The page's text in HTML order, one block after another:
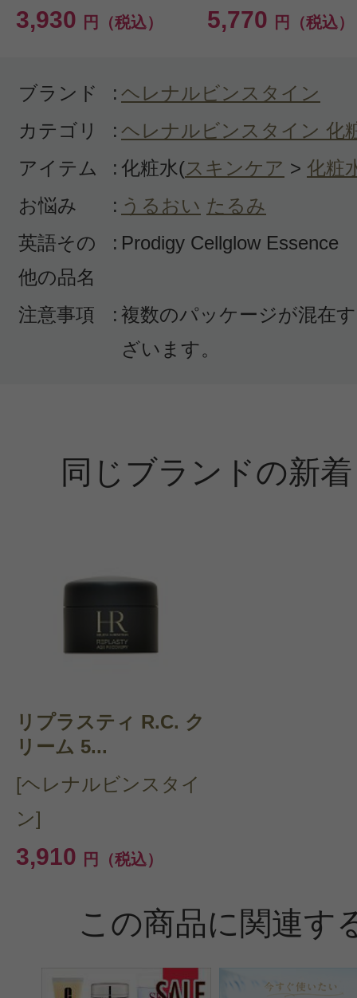
3,930 円（税込） 5,770 円（税込）
ブランド : ヘレナルビンスタイン
カテゴリ
: ヘレナルビンスタイン 化
アイテム
: 化粧水(スキンケア > 化粧
お悩み
: うるおい たるみ
英語その
他の品名
: Prodigy Cellglow Essence
注意事項 : 複数のパッケージが混在
ざいます。
同じブランドの新
リプラスティ R.C. ク
リーム 5...
[ヘレナルビンスタイ
ン]
3,910 円（税込）
この商品に関連す